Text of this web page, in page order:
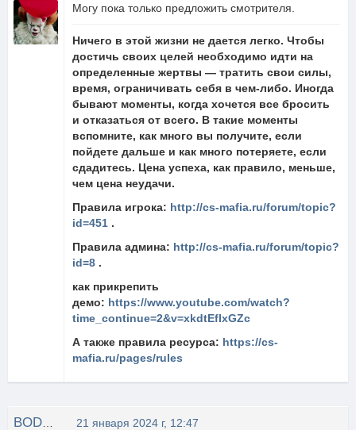
Могу пока только предложить смотрителя.
Ничего в этой жизни не дается легко. Чтобы
достичь своих целей необходимо идти на
определенные жертвы — тратить свои силы,
время, ограничивать себя в чем-либо. Иногда
бывают моменты, когда хочется все бросить
и отказаться от всего. В такие моменты
вспомните, как много вы получите, если
пойдете дальше и как много потеряете, если
сдадитесь. Цена успеха, как правило, меньше,
чем цена неудачи.
Правила игрока: http://cs-mafia.ru/forum/topic?
id=451 .
Правила админа: http://cs-mafia.ru/forum/topic?
id=8 .
как прикрепить
демо: https://www.youtube.com/watch?
time_continue=2&v=xkdtEfIxGZc
А также правила ресурса: https://cs-
mafia.ru/pages/rules
21 января 2024 г, 12:47